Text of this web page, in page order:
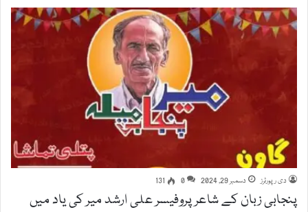
دی رپورٹرز دسمبر 29, 2024 0
131
پنجابی زبان کے شاعر پروفیسر علی ارشد میر کی یاد میں